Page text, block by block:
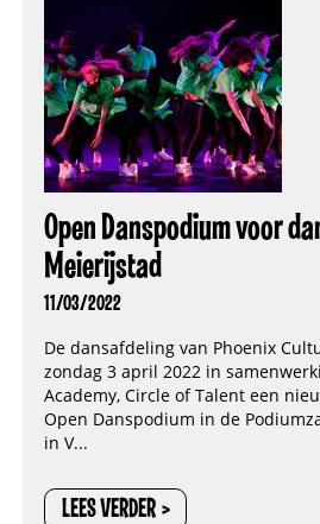
Open Danspodium voor
Meierijstad
11/03/2022
De dansafdeling van Phoenix
zondag 3 april 2022 in
Academy, Circle of Talent een
Open Danspodium in de
in V...
LEES VERDER